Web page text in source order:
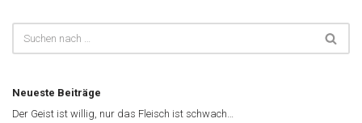
Neueste Beiträge
Der Geist ist willig, nur das Fleisch ist schwach…